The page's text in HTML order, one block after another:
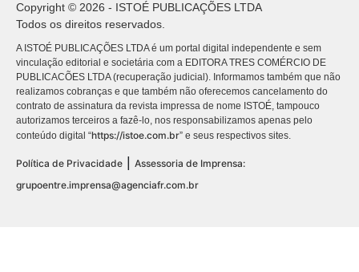
Copyright © 2026 - ISTOÉ PUBLICAÇÕES LTDA
Todos os direitos reservados.
A ISTOÉ PUBLICAÇÕES LTDA é um portal digital independente e sem
vinculação editorial e societária com a EDITORA TRES COMÉRCIO DE
PUBLICACÕES LTDA (recuperação judicial). Informamos também que não
realizamos cobranças e que também não oferecemos cancelamento do
contrato de assinatura da revista impressa de nome ISTOÉ, tampouco
autorizamos terceiros a fazê-lo, nos responsabilizamos apenas pelo
conteúdo digital “https://istoe.com.br” e seus respectivos sites.
Política de Privacidade
Assessoria de Imprensa:
grupoentre.imprensa@agenciafr.com.br